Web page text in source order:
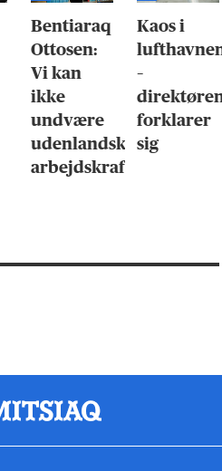
Bentiaraq
Ottosen:
Vi kan
ikke
undvære
udenlandsk
arbejdskraft
Kaos i
–
forklarer
sig